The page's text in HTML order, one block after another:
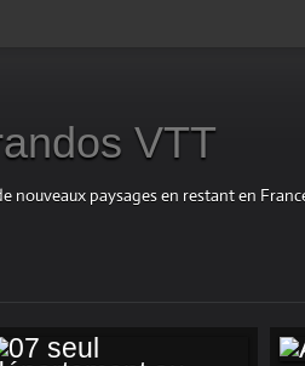
VTT
nouveaux paysages en restant en